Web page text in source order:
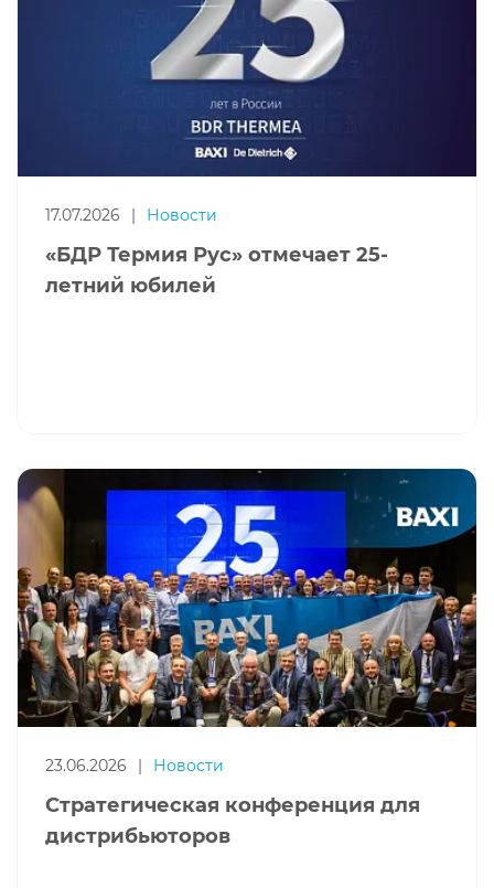
17.07.2026 | Новости
«БДР Термия Рус» отмечает 25-
летний юбилей
23.06.2026 Новости
Стратегическая конференция для
дистрибьюторов